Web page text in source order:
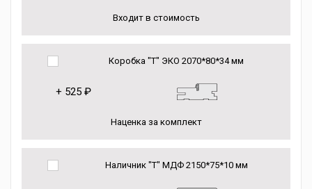
Входит в стоимость
Коробка "Т" ЭКО 2070*80*34 мм
+ 525 ₽
Наценка за комплект
Наличник "Т" МДФ 2150*75*10 мм